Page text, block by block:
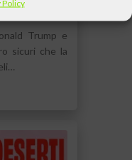
Policy
Trump e
sicuri che la